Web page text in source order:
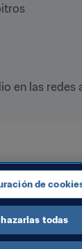
en las redes
de
todas